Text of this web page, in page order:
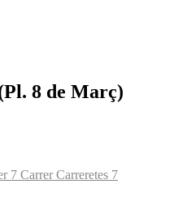
8 de Març)
7 Carrer Carreretes 7